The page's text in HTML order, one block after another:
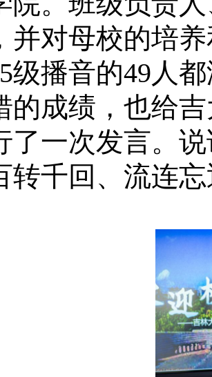
并对母校的培
级播音的49人
的成绩，也给
了一次发言。
转千回、流连